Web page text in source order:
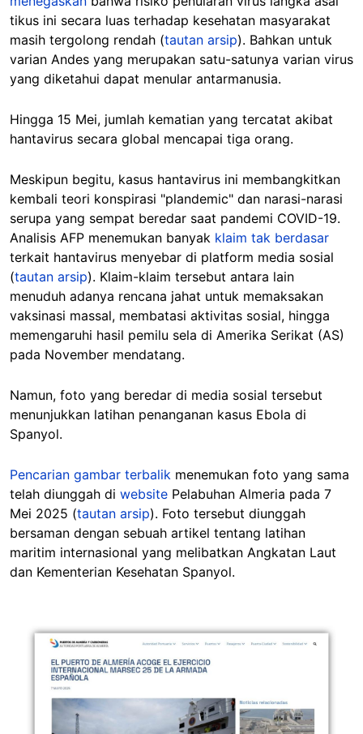
tikus ini secara luas terhadap kesehatan masyarakat
masih tergolong rendah (tautan arsip). Bahkan untuk
varian Andes yang merupakan satu-satunya varian virus
yang diketahui dapat menular antarmanusia.
Hingga 15 Mei, jumlah kematian yang tercatat akibat
hantavirus secara global mencapai tiga orang.
Meskipun begitu, kasus hantavirus ini membangkitkan
kembali teori konspirasi "plandemic" dan narasi-narasi
serupa yang sempat beredar saat pandemi COVID-19.
Analisis AFP menemukan banyak klaim tak berdasar
terkait hantavirus menyebar di platform media sosial
(tautan arsip). Klaim-klaim tersebut antara lain
menuduh adanya rencana jahat untuk memaksakan
vaksinasi massal, membatasi aktivitas sosial, hingga
memengaruhi hasil pemilu sela di Amerika Serikat (AS)
pada November mendatang.
Namun, foto yang beredar di media sosial tersebut
menunjukkan latihan penanganan kasus Ebola di
Spanyol.
Pencarian gambar terbalik menemukan foto yang sama
telah diunggah di website Pelabuhan Almeria pada 7
Mei 2025 (tautan arsip). Foto tersebut diunggah
bersaman dengan sebuah artikel tentang latihan
maritim internasional yang melibatkan Angkatan Laut
dan Kementerian Kesehatan Spanyol.
Image